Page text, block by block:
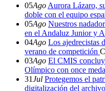
05Ago Aurora Lázaro,
doble con el equipo
05Ago Nuestros
en el Andaluz Junior y
04Ago Los ajedrecistas
verano de competición
03Ago El CMIS
Olímpico con once
31Jul Protegemos el
digitalización del archivo